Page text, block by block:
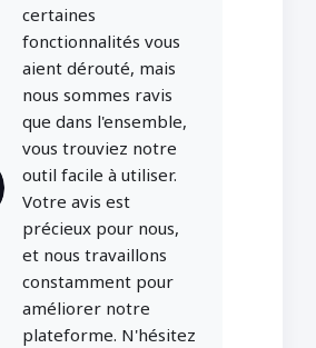
certaines
fonctionnalités vous
aient dérouté, mais
nous sommes ravis
que dans l'ensemble,
vous trouviez notre
outil facile à utiliser.
Votre avis est
précieux pour nous,
et nous travaillons
constamment pour
améliorer notre
plateforme. N'hésitez